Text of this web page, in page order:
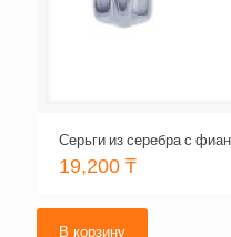
Серьги из серебра с
19,200 ₸
В корзину